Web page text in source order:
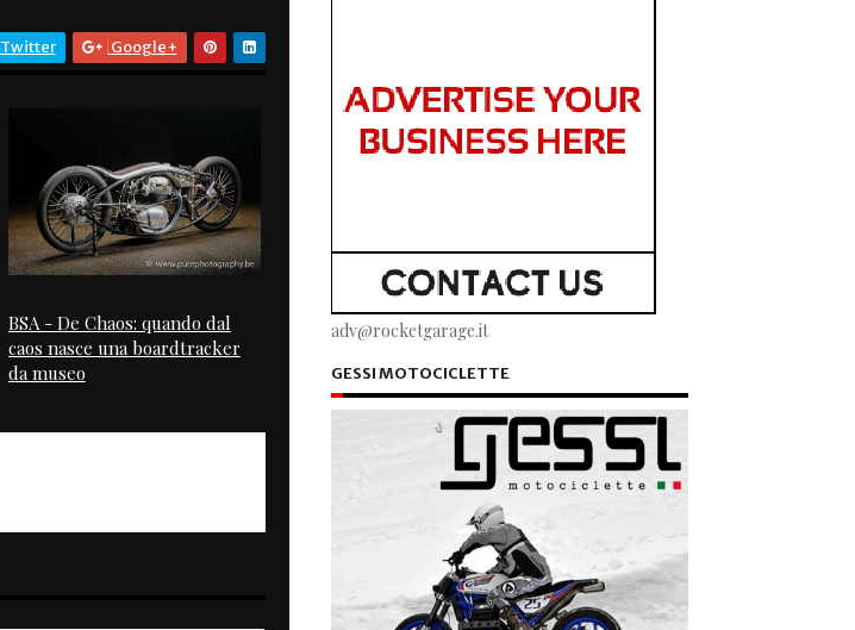
Twitter Google+
BSA - De Chaos: quando dal
caos nasce una boardtracker
da museo
adv@rocketgarage.it
GESSI MOTOCICLETTE